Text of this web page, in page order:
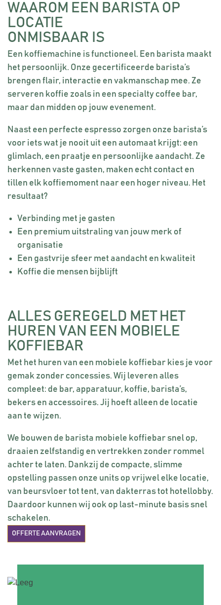
WAAROM EEN BARISTA OP
LOCATIE
ONMISBAAR IS
Een koffiemachine is functioneel. Een barista maakt
het persoonlijk. Onze gecertificeerde barista’s
brengen flair, interactie en vakmanschap mee. Ze
serveren koffie zoals in een specialty coffee bar,
maar dan midden op jouw evenement.
Naast een perfecte espresso zorgen onze barista’s
voor iets wat je nooit uit een automaat krijgt: een
glimlach, een praatje en persoonlijke aandacht. Ze
herkennen vaste gasten, maken echt contact en
tillen elk koffiemoment naar een hoger niveau. Het
resultaat?
Verbinding met je gasten
Een premium uitstraling van jouw merk of
organisatie
Een gastvrije sfeer met aandacht en kwaliteit
Koffie die mensen bijblijft
ALLES GEREGELD MET HET
HUREN VAN EEN MOBIELE
KOFFIEBAR
Met het huren van een mobiele koffiebar kies je voor
gemak zonder concessies. Wij leveren alles
compleet: de bar, apparatuur, koffie, barista’s,
bekers en accessoires. Jij hoeft alleen de locatie
aan te wijzen.
We bouwen de barista mobiele koffiebar snel op,
draaien zelfstandig en vertrekken zonder rommel
achter te laten. Dankzij de compacte, slimme
opstelling passen onze units op vrijwel elke locatie,
van beursvloer tot tent, van dakterras tot hotellobby.
Daardoor kunnen wij ook op last-minute basis snel
schakelen.
OFFERTE AANVRAGEN